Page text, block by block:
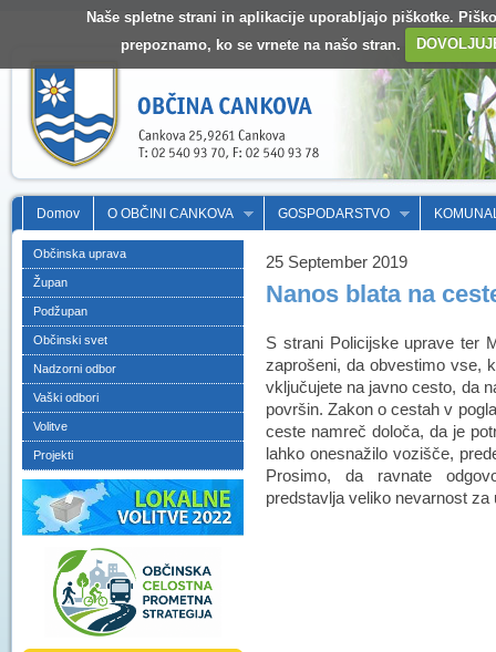
Naše spletne strani in aplikacije uporabljajo piškotke.
prepoznamo, ko se vrnete na našo stran.
Domov O OBČINI CANKOVA GOSPODARSTVO
Občinska uprava
Župan
Podžupan
Občinski svet
Nadzorni odbor
Vaški odbori
Volitve
Projekti
25 September 2019
Nanos blata na
S strani Policijske uprave ter
zaprošeni, da obvestimo vse,
vključujete na javno cesto, da
površin. Zakon o cestah v
ceste namreč določa, da je
lahko onesnažilo vozišče,
Prosimo, da ravnate
predstavlja veliko nevarnost